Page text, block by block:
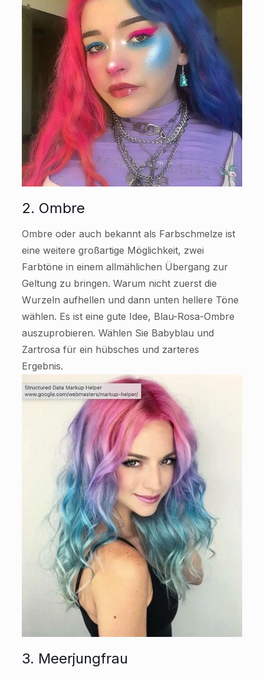
2. Ombre
Ombre oder auch bekannt als Farbschmelze ist
eine weitere großartige Möglichkeit, zwei
Farbtöne in einem allmählichen Übergang zur
Geltung zu bringen. Warum nicht zuerst die
Wurzeln aufhellen und dann unten hellere Töne
wählen. Es ist eine gute Idee, Blau-Rosa-Ombre
auszuprobieren. Wählen Sie Babyblau und
Zartrosa für ein hübsches und zarteres
Ergebnis.
3. Meerjungfrau